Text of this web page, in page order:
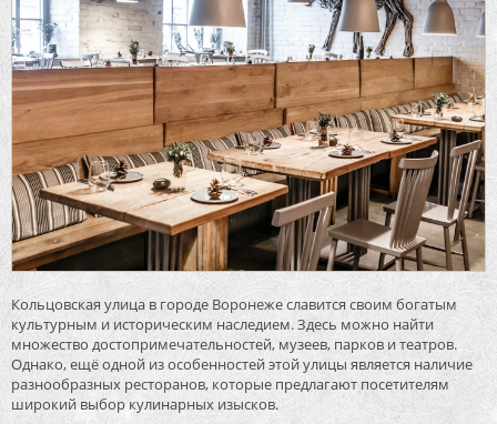
Кольцовская улица в городе Воронеже славится своим богатым
культурным и историческим наследием. Здесь можно найти
множество достопримечательностей, музеев, парков и театров.
Однако, ещё одной из особенностей этой улицы является наличие
разнообразных ресторанов, которые предлагают посетителям
широкий выбор кулинарных изысков.